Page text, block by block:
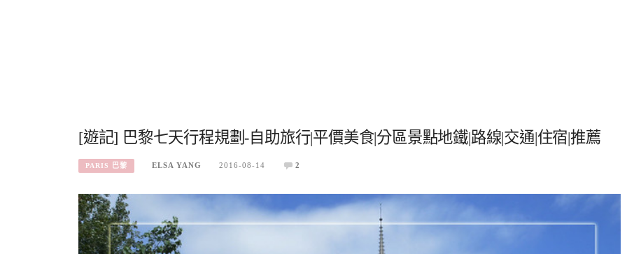
[遊記] 巴黎七天行程規劃-自助旅行|平價美食|分區景點地鐵|路線|交通|住宿|推薦
PARIS 巴黎 ELSA YANG 2016-08-14 2